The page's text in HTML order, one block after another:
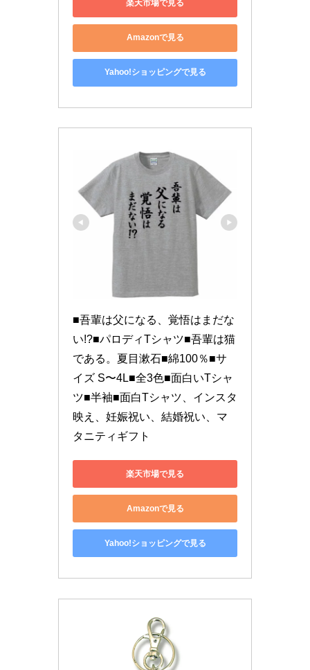
楽天市場で見る
Amazonで見る
Yahoo!ショッピングで見る
■吾輩は父になる、覚悟はまだな
い!?■パロディTシャツ■吾輩は猫
である。夏目漱石■綿100％■サ
イズ S〜4L■全3色■面白いTシャ
ツ■半袖■面白Tシャツ、インスタ
映え、妊娠祝い、結婚祝い、マ
タニティギフト
楽天市場で見る
Amazonで見る
Yahoo!ショッピングで見る